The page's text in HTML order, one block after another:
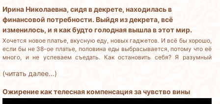
Ирина Николаевна, сидя в декрете, находилась в
финансовой потребности. Выйдя из декрета, всё
изменилось, и я как будто голодная вышла в этот мир.
Хочется новое платье, вкусную еду, новых гаджетов. И всё бы хорошо,
если бы не 38-ое платье, половина еды выбрасывается, потому что её
много, и не успеваем съедать. Как остановить себя? Я разумный
(читать далее...)
Ожирение как телесная компенсация за чувство вины